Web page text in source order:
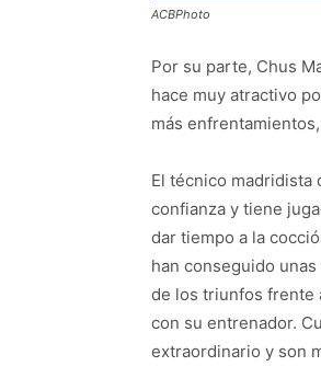
ACBPhoto
Por su parte, Chus
hace muy atractivo
más
El técnico madridista
confianza y tiene
dar tiempo a la
han conseguido
de los triunfos frente
con su entrenador.
extraordinario y son